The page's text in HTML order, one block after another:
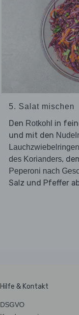
5. Salat mischen
Den Rotkohl in
und mit den
Lauchzwiebelringen
des Korianders,
Peperoni nach
Salz und Pfeffer
Hilfe & Kontakt
DSGVO